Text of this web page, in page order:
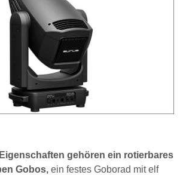
gehören ein rotierbares
Gobos, ein festes Goborad mit elf